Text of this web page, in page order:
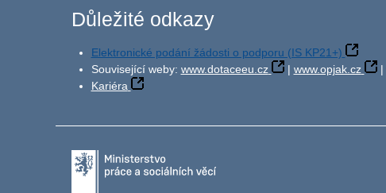
Důležité odkazy
Elektronické podání žádosti o podporu (IS KP21+)
Související weby: www.dotaceeu.cz | www.opjak.cz |
Kariéra